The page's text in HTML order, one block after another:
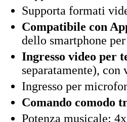
Supporta formati
Compatibile con
dello smartphone
Ingresso video per
separatamente),
Ingresso per
Comando comodo
Potenza musicale: